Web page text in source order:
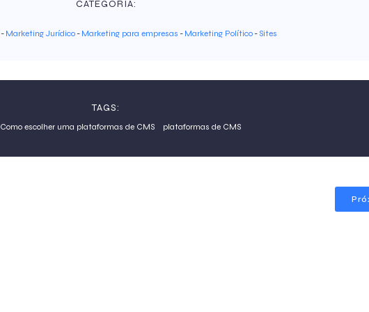
CATEGORIA:
- Marketing Jurídico - Marketing para empresas - Marketing Político -Sites
TAGS:
Como escolher uma plataformas de CMS plataformas de CMS